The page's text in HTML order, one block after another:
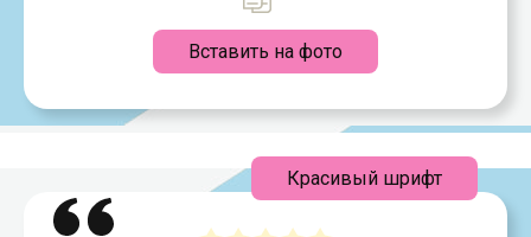
Вставить на фото
Красивый шрифт